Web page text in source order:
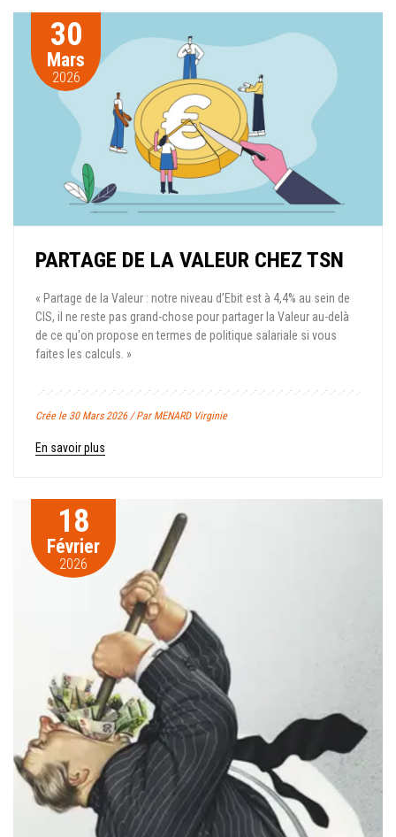
30
Mars
2026
PARTAGE DE LA VALEUR CHEZ TSN
« Partage de la Valeur : notre niveau d’Ebit est à 4,4% au sein de
CIS, il ne reste pas grand-chose pour partager la Valeur au-delà
de ce qu'on propose en termes de politique salariale si vous
faites les calculs. »
Crée le 30 Mars 2026 / Par MENARD Virginie
En savoir plus
18
Février
2026